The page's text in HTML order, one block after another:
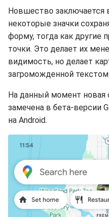
Новшество заключается
некоторые значки
форму, тогда как другие
точки. Это делает их
видимость, но делает
загроможденной
На данный момент новая
замечена в бета-версии
на Android.